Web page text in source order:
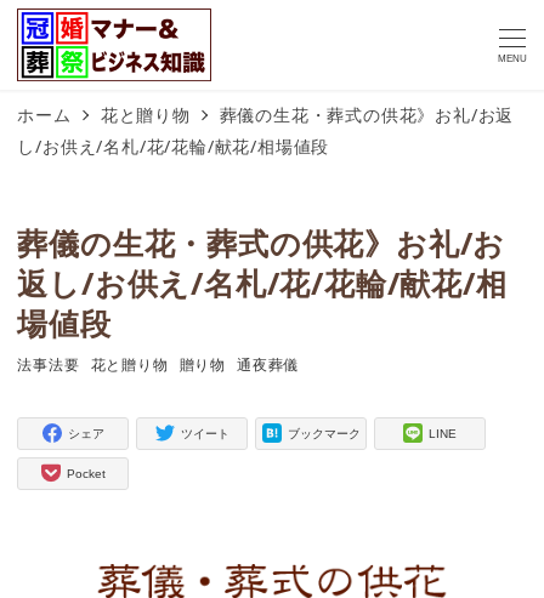
MENU
ホーム 花と贈り物
葬儀の生花・葬式の供花》お礼/お返
し/お供え/名札/花/花輪/献花/相場値段
葬儀の生花・葬式の供花》お礼/お
返し/お供え/名札/花/花輪/献花/相
場値段
タグ
法事法要
タグ
花と贈り物
タグ
贈り物
タグ
通夜葬儀
シェア ツイート ブックマーク LINE
Pocket